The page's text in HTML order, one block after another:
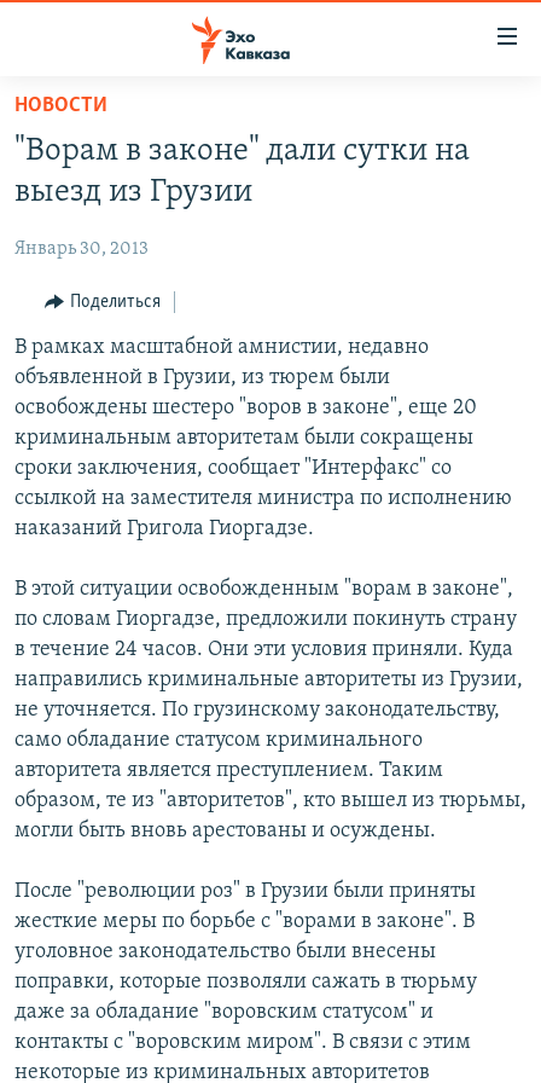
Вернуться
основному
содержанию
навигации
Вернутся
поиску
НОВОСТИ
ТБИЛИСИ
ЦХИНВАЛИ
ВЕСЬ КАВКАЗ
СЕВЕРНЫЙ КАВКАЗ
АЗЕРБАЙДЖАН
ТЕМЫ
ЭКОНОМИКА
ОБЩЕСТВО
КУЛЬТУРА
РУБРИКИ
НЕКРУГЛЫЙ СТОЛ
ГОСТЬ НЕДЕЛИ
ПОЗИЦИЯ
ЧИТАЕМ ПРЕССУ
МУЛЬТИМЕДИА
ВИДЕО
ФОТО
АУДИО
ПОДКАСТЫ
ПРИСОЕДИНЯЙТЕСЬ!
Все сайты РСЕ/РС
НОВОСТИ
"Ворам в законе" дали сутки на
выезд из Грузии
Январь 30, 2013
Поделиться
В рамках масштабной амнистии, недавно
объявленной в Грузии, из тюрем были
освобождены шестеро "воров в законе", еще 20
криминальным авторитетам были сокращены
сроки заключения, сообщает "Интерфакс" со
ссылкой на заместителя министра по исполнению
наказаний Григола Гиоргадзе.
В этой ситуации освобожденным "ворам в законе",
по словам Гиоргадзе, предложили покинуть страну
в течение 24 часов. Они эти условия приняли. Куда
направились криминальные авторитеты из Грузии,
не уточняется. По грузинскому законодательству,
само обладание статусом криминального
авторитета является преступлением. Таким
образом, те из "авторитетов", кто вышел из тюрьмы,
могли быть вновь арестованы и осуждены.
После "революции роз" в Грузии были приняты
жесткие меры по борьбе с "ворами в законе". В
уголовное законодательство были внесены
поправки, которые позволяли сажать в тюрьму
даже за обладание "воровским статусом" и
контакты с "воровским миром". В связи с этим
некоторые из криминальных авторитетов